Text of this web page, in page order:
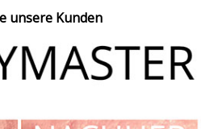
unsere Kunden